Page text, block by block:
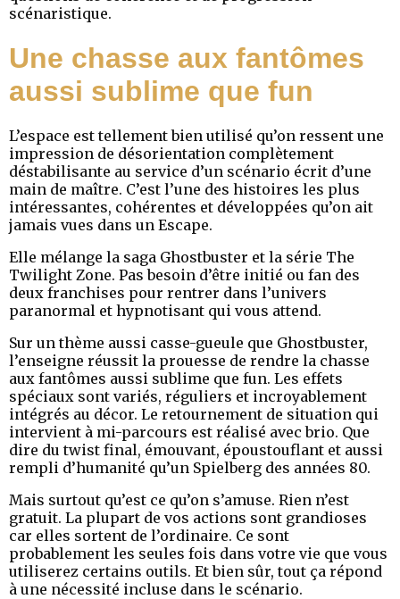
scénaristique.
Une chasse aux fantômes
aussi sublime que fun
L’espace est tellement bien utilisé qu’on ressent une
impression de désorientation complètement
déstabilisante au service d’un scénario écrit d’une
main de maître. C’est l’une des histoires les plus
intéressantes, cohérentes et développées qu’on ait
jamais vues dans un Escape.
Elle mélange la saga Ghostbuster et la série The
Twilight Zone. Pas besoin d’être initié ou fan des
deux franchises pour rentrer dans l’univers
paranormal et hypnotisant qui vous attend.
Sur un thème aussi casse-gueule que Ghostbuster,
l’enseigne réussit la prouesse de rendre la chasse
aux fantômes aussi sublime que fun. Les effets
spéciaux sont variés, réguliers et incroyablement
intégrés au décor. Le retournement de situation qui
intervient à mi-parcours est réalisé avec brio. Que
dire du twist final, émouvant, époustouflant et aussi
rempli d’humanité qu’un Spielberg des années 80.
Mais surtout qu’est ce qu’on s’amuse. Rien n’est
gratuit. La plupart de vos actions sont grandioses
car elles sortent de l’ordinaire. Ce sont
probablement les seules fois dans votre vie que vous
utiliserez certains outils. Et bien sûr, tout ça répond
à une nécessité incluse dans le scénario.